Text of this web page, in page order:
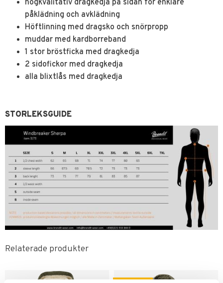
högkvalitativ dragkedja på sidan för enklare
påklädning och avklädning
Höftlinning med dragsko och snörpropp
muddar med kardborreband
1 stor bröstficka med dragkedja
2 sidofickor med dragkedja
alla blixtlås med dragkedja
STORLEKSGUIDE
Relaterade produkter